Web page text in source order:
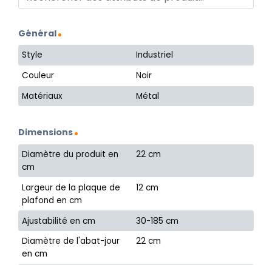
Général
Style
Industriel
Couleur
Noir
Matériaux
Métal
Dimensions
Diamètre du produit en
cm
22 cm
Largeur de la plaque de
plafond en cm
12 cm
Ajustabilité en cm
30-185 cm
Diamètre de l'abat-jour
en cm
22 cm